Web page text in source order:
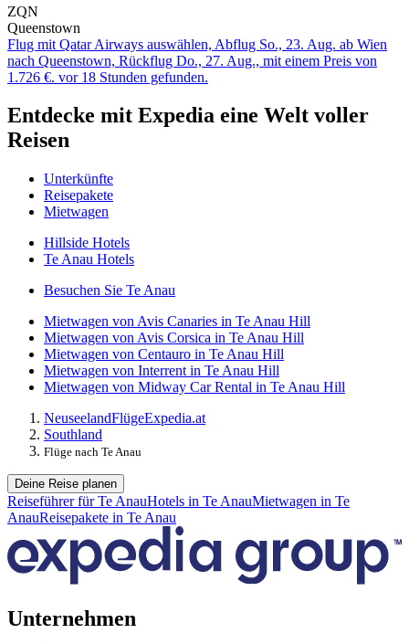
ZQN
Queenstown
Flug mit Qatar Airways auswählen, Abflug So., 23. Aug. ab Wien
nach Queenstown, Rückflug Do., 27. Aug., mit einem Preis von
1.726 €. vor 18 Stunden gefunden.
Entdecke mit Expedia eine Welt voller
Reisen
Unterkünfte
Reisepakete
Mietwagen
Hillside Hotels
Te Anau Hotels
Besuchen Sie Te Anau
Mietwagen von Avis Canaries in Te Anau Hill
Mietwagen von Avis Corsica in Te Anau Hill
Mietwagen von Centauro in Te Anau Hill
Mietwagen von Interrent in Te Anau Hill
Mietwagen von Midway Car Rental in Te Anau Hill
NeuseelandFlügeExpedia.at
Southland
Flüge nach Te Anau
Deine Reise planen
Reiseführer für Te AnauHotels in Te AnauMietwagen in Te
AnauReisepakete in Te Anau
Unternehmen